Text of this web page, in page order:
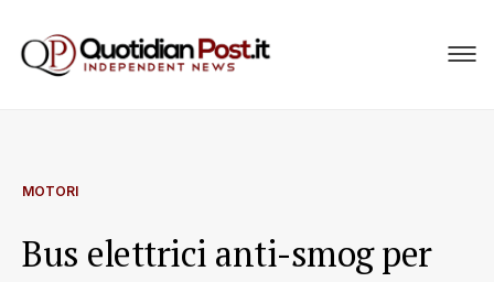
MOTORI
Bus elettrici anti-smog per